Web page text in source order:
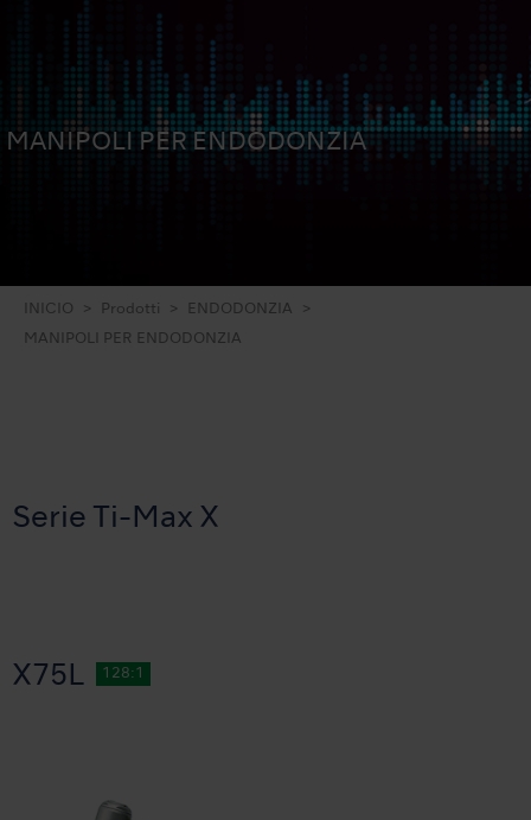
MANIPOLI PER ENDODONZIA
INICIO Prodotti ENDODONZIA
MANIPOLI PER ENDODONZIA
Serie Ti-Max X
X75L 128:1